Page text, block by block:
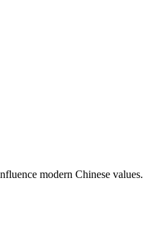
modern Chinese values.